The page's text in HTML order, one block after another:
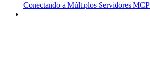
Conectando a Múltiplos Servidores MCP